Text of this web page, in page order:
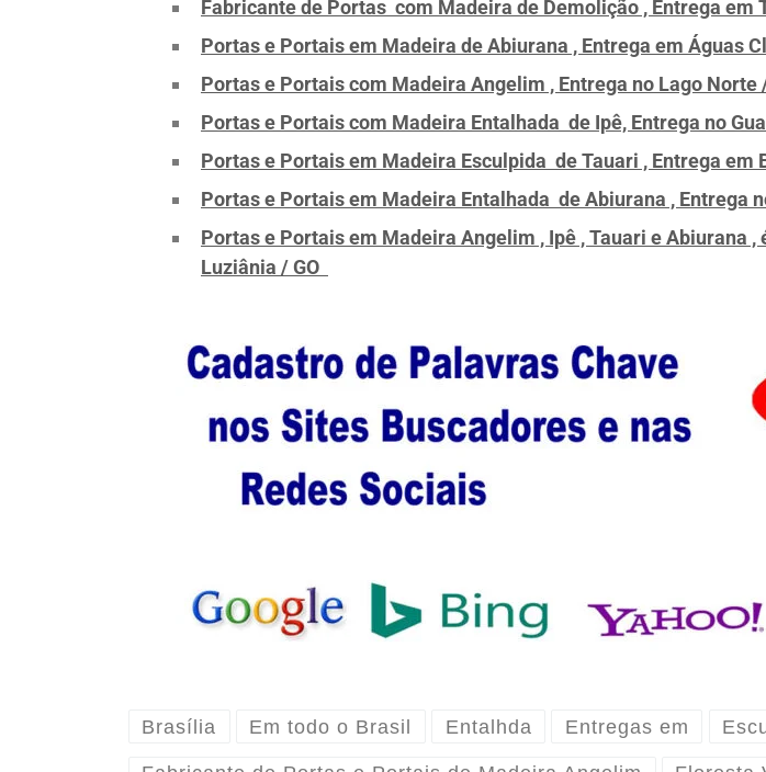
Fabricante de Portas com Madeira de Demolição , Entrega em
Portas e Portais em Madeira de Abiurana , Entrega em Águas
Portas e Portais com Madeira Angelim , Entrega no Lago Norte
Portas e Portais com Madeira Entalhada de Ipê, Entrega no
Portas e Portais em Madeira Esculpida de Tauari , Entrega em
Portas e Portais em Madeira Entalhada de Abiurana , Entrega
Portas e Portais em Madeira Angelim , Ipê , Tauari e Abiurana
Luziânia / GO
Brasília Em todo o Brasil Entalhda Entregas em